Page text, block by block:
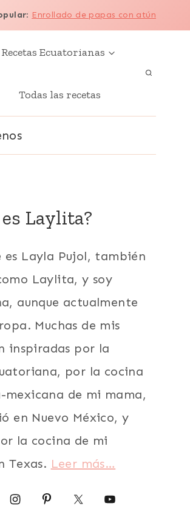
: Enrollado de papas con atún
Recetas Ecuatorianas
Todas las recetas
Laylita?
es Layla Pujol, también
Laylita, y soy
aunque actualmente
Muchas de mis
inspiradas por la
por la cocina
mexicana de mi mama,
en Nuevo México, y
la cocina de mi
Texas. Leer más…